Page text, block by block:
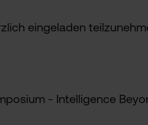
eingeladen
- Intelligence